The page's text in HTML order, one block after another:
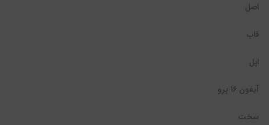
اصل
قاب
اپل
آیفون 16 پرو
سخت